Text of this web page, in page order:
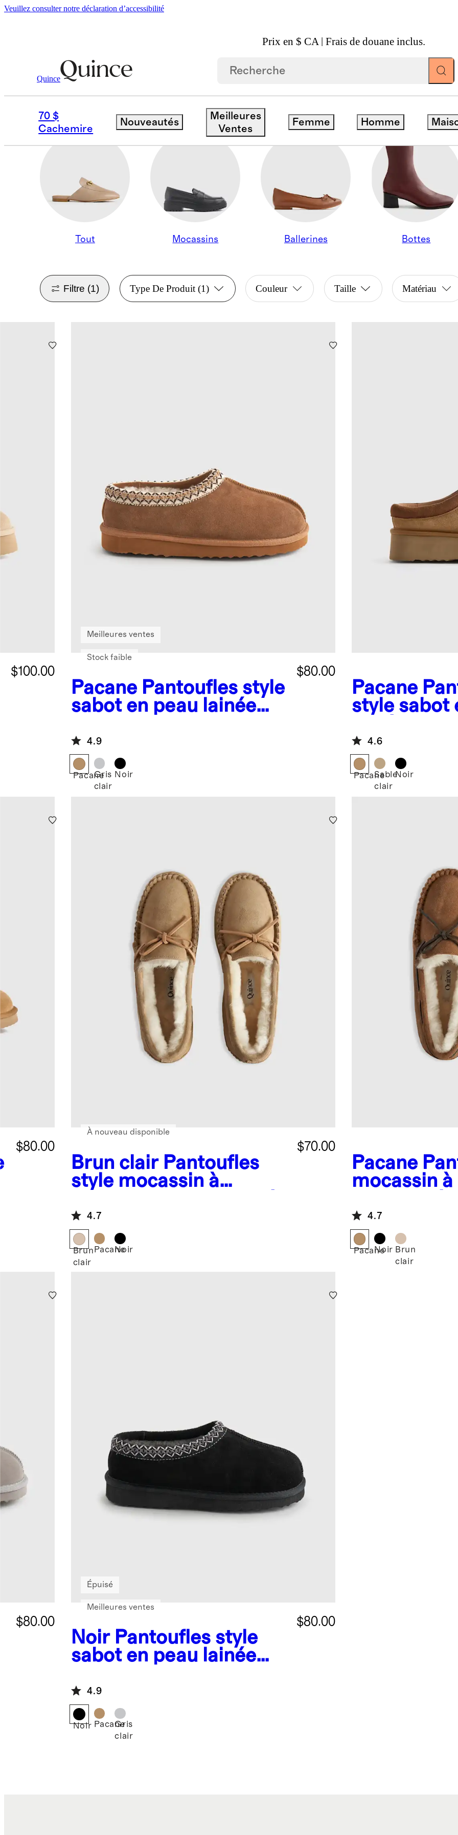
Veuillez consulter notre déclaration d’accessibilité
Prix en $ CA | Frais de douane inclus.
Quince
70 $
Cachemire
Nouveautés
Meilleures
Ventes
Femme Homme
Femmes / Shoes 1
PANTOUFLES
Tout Mocassins Ballerines Bottes
Filtre (1) Type De Produit(1) Couleur Taille Matériau
$100.00
Pacane Pantoufles style
sabot en peau lainée
$80.00
Meilleures ventes
Stock faible
4.9
Pacane
Gris
clair
Noir
Pacane
style sabot
plateforme
4.6
PacaneSable
clair
Noir
$80.00
Brun clair Pantoufles
style mocassin à
australienne
$70.00
À nouveau disponible
4.7
Brun
clair
PacaneNoir
Pacane
mocassin
australienne
4.7
PacaneNoir Brun
clair
$80.00
Noir Pantoufles style
sabot en peau lainée
$80.00
Épuisé
Meilleures ventes
4.9
Noir Pacane
Gris
clair